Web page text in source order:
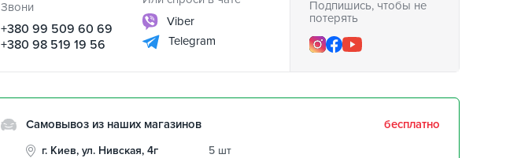
Звони
+380 99 509 60 69
+380 98 519 19 56
Viber
Telegram
Подпишись, чтобы не
потерять
Самовывоз из наших магазинов бесплатно
г. Киев, ул. Нивская, 4г
5 шт